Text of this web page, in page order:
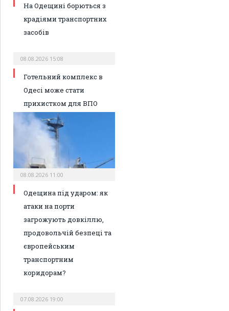
На Одещині борються з
крадіями транспортних
засобів
08.08.2026 15:08
Готельний комплекс в
Одесі може стати
прихистком для ВПО
08.08.2026 11:00
Одещина під ударом: як
атаки на порти
загрожують довкіллю,
продовольчій безпеці та
європейським
транспортним
коридорам?
07.08.2026 19:00